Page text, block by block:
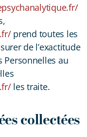
prend toutes les
de l’exactitude
Personnelles au
les traite.
collectées